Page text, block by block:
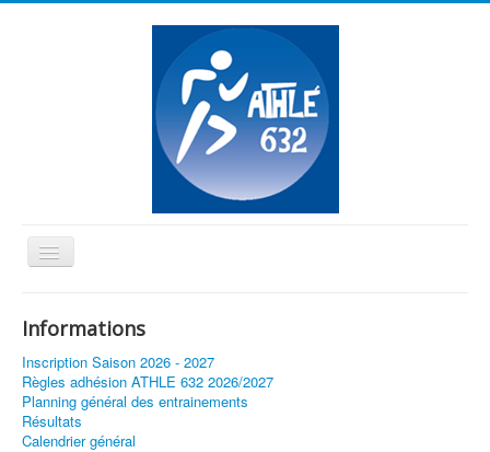
Basculer
la
Vous êtes ici :
Informations
Inscription Saison 2026 - 2027
Règles adhésion ATHLE 632 2026/2027
Planning général des entrainements
Résultats
Calendrier général